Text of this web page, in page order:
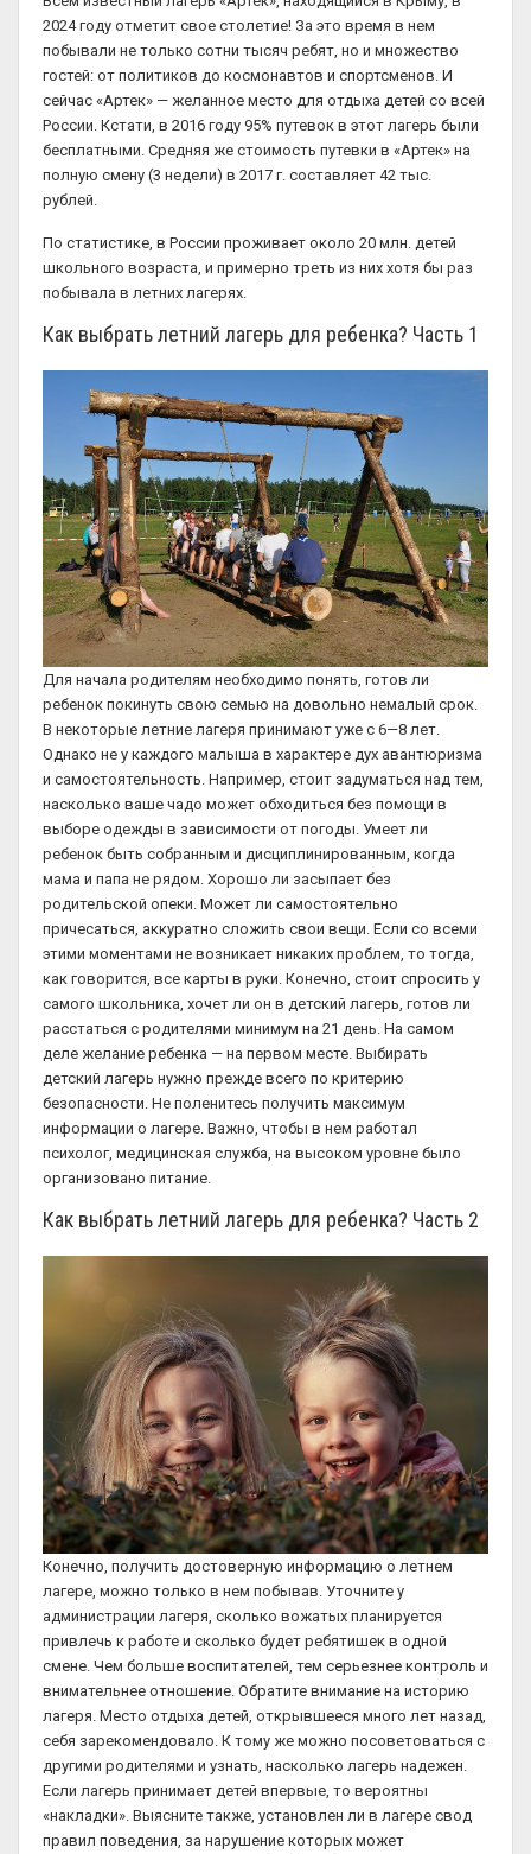
2024 году отметит свое столетие! За это время в нем
побывали не только сотни тысяч ребят, но и множество
гостей: от политиков до космонавтов и спортсменов. И
сейчас «Артек» — желанное место для отдыха детей со всей
России. Кстати, в 2016 году 95% путевок в этот лагерь были
бесплатными. Средняя же стоимость путевки в «Артек» на
полную смену (3 недели) в 2017 г. составляет 42 тыс.
рублей.
По статистике, в России проживает около 20 млн. детей
школьного возраста, и примерно треть из них хотя бы раз
побывала в летних лагерях.
Как выбрать летний лагерь для ребенка? Часть 1
Для начала родителям необходимо понять, готов ли
ребенок покинуть свою семью на довольно немалый срок.
В некоторые летние лагеря принимают уже с 6—8 лет.
Однако не у каждого малыша в характере дух авантюризма
и самостоятельность. Например, стоит задуматься над тем,
насколько ваше чадо может обходиться без помощи в
выборе одежды в зависимости от погоды. Умеет ли
ребенок быть собранным и дисциплинированным, когда
мама и папа не рядом. Хорошо ли засыпает без
родительской опеки. Может ли самостоятельно
причесаться, аккуратно сложить свои вещи. Если со всеми
этими моментами не возникает никаких проблем, то тогда,
как говорится, все карты в руки. Конечно, стоит спросить у
самого школьника, хочет ли он в детский лагерь, готов ли
расстаться с родителями минимум на 21 день. На самом
деле желание ребенка — на первом месте. Выбирать
детский лагерь нужно прежде всего по критерию
безопасности. Не поленитесь получить максимум
информации о лагере. Важно, чтобы в нем работал
психолог, медицинская служба, на высоком уровне было
организовано питание.
Как выбрать летний лагерь для ребенка? Часть 2
Конечно, получить достоверную информацию о летнем
лагере, можно только в нем побывав. Уточните у
администрации лагеря, сколько вожатых планируется
привлечь к работе и сколько будет ребятишек в одной
смене. Чем больше воспитателей, тем серьезнее контроль и
внимательнее отношение. Обратите внимание на историю
лагеря. Место отдыха детей, открывшееся много лет назад,
себя зарекомендовало. К тому же можно посоветоваться с
другими родителями и узнать, насколько лагерь надежен.
Если лагерь принимает детей впервые, то вероятны
«накладки». Выясните также, установлен ли в лагере свод
правил поведения, за нарушение которых может